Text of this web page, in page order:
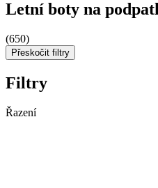
Letní boty na
(650)
Přeskočit filtry
Filtry
Řazení